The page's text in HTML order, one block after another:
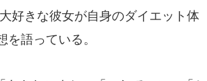
好きな彼女が自身のダイエット体
語っている。